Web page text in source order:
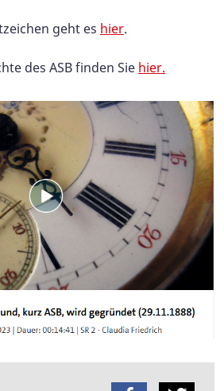
geht es hier.
des ASB finden Sie hier.